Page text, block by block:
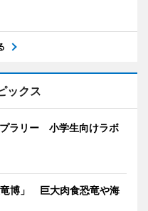
ックス
ラリー 小学生向けラボ
博」 巨大肉食恐竜や海